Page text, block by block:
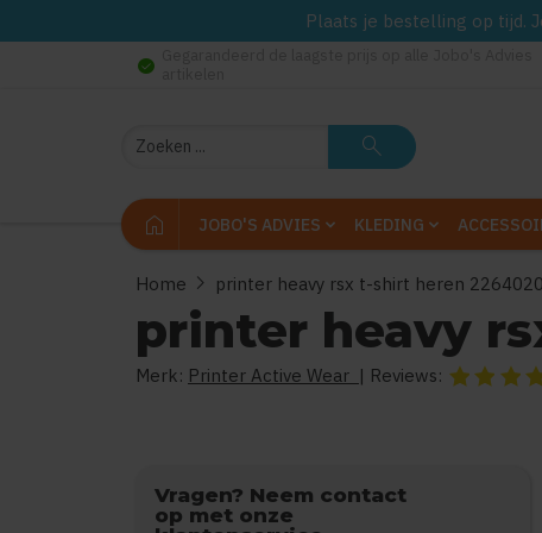
Plaats je bestelling op tijd.
check_circle
Zoeken search
home JOBO'S ADVIES KLEDING
Home chevron_right printer heavy rsx t-shirt heren 2264020
printer heavy
Merk: Printer Active Wear | Reviews: De
Vragen? Neem contact
op met onze